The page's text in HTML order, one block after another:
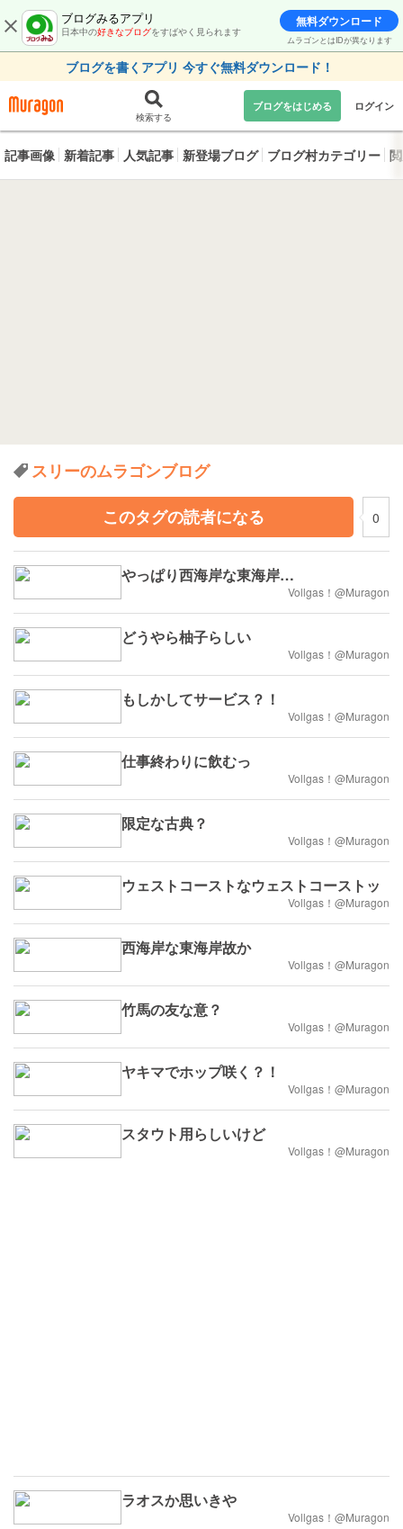
ブログみるアプリ
日本中の好きなブログをすばやく見られます
無料ダウンロード
ムラゴンとはIDが異なります
ブログを書くアプリ 今すぐ無料ダウンロード！
検索する
ブログをはじめる ログイン
記事画像 新着記事 人気記事 新登場ブログ ブログ村カテゴリー
スリーのムラゴンブログ
このタグの読者になる
0
やっぱり西海岸な東海岸…
Vollgas！@Muragon
どうやら柚子らしい
Vollgas！@Muragon
もしかしてサービス？！
Vollgas！@Muragon
仕事終わりに飲むっ
Vollgas！@Muragon
限定な古典？
Vollgas！@Muragon
ウェストコーストなウェストコーストッ
Vollgas！@Muragon
西海岸な東海岸故か
Vollgas！@Muragon
竹馬の友な意？
Vollgas！@Muragon
ヤキマでホップ咲く？！
Vollgas！@Muragon
スタウト用らしいけど
Vollgas！@Muragon
ラオスか思いきや
Vollgas！@Muragon